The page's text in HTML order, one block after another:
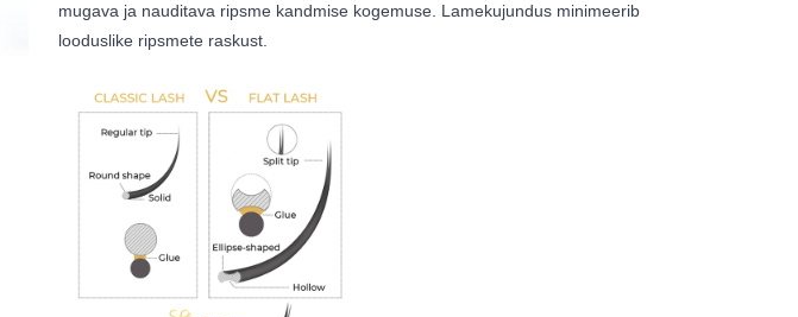
mugava ja nauditava ripsme kandmise kogemuse. Lamekujundus minimeerib
looduslike ripsmete raskust.